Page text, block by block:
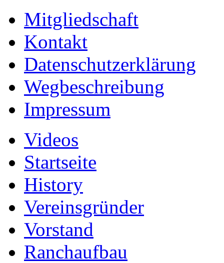
Mitgliedschaft
Kontakt
Datenschutzerklärung
Wegbeschreibung
Impressum
Videos
Startseite
History
Vereinsgründer
Vorstand
Ranchaufbau